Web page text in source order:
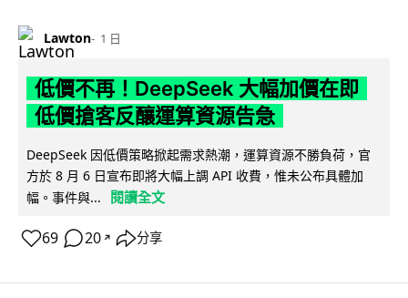
Lawton 1 日
低價不再！DeepSeek 大幅加價在即
低價搶客反釀運算資源告急
DeepSeek 因低價策略掀起需求熱潮，運算資源不勝負荷，官
方於 8 月 6 日宣布即將大幅上調 API 收費，惟未公布具體加
幅。事件與...
閱讀全文
69 20 ↗ 分享